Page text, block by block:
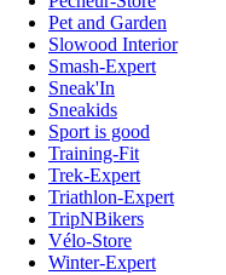
Pet and Garden
Slowood Interior
Smash-Expert
Sneak'In
Sneakids
Sport is good
Training-Fit
Trek-Expert
Triathlon-Expert
TripNBikers
Vélo-Store
Winter-Expert